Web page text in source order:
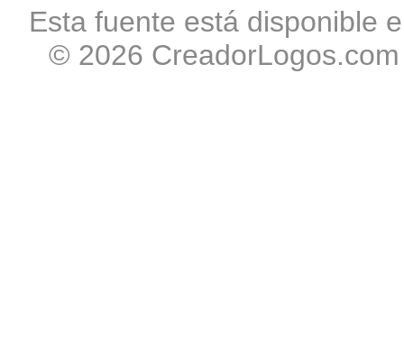
Esta fuente está disponible
© 2026